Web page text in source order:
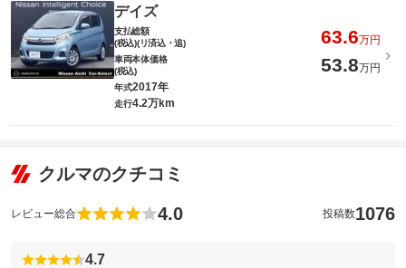
デイズ
支払総額
(税込)(リ済込・追)
63.6万円
車両本体価格
(税込)
53.8万円
年式2017年
走行4.2万km
クルマのクチコミ
レビュー総合 4.0 投稿数1076
4.7